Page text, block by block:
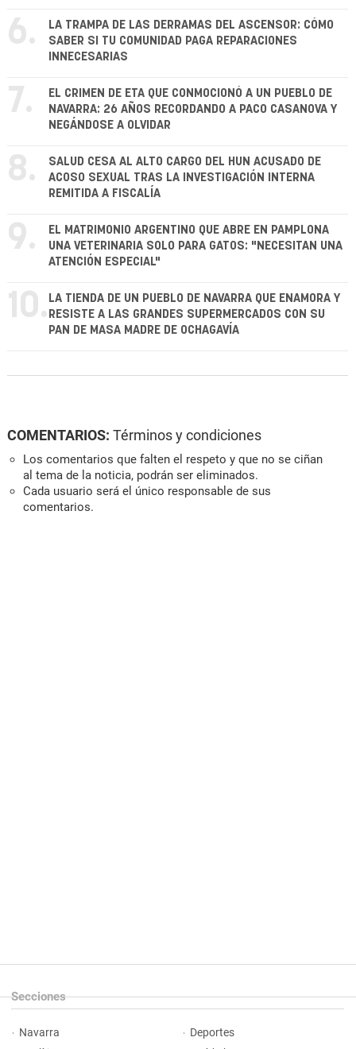
6.
LA TRAMPA DE LAS DERRAMAS DEL ASCENSOR: CÓMO
SABER SI TU COMUNIDAD PAGA REPARACIONES
INNECESARIAS
7.
EL CRIMEN DE ETA QUE CONMOCIONÓ A UN PUEBLO DE
NAVARRA: 26 AÑOS RECORDANDO A PACO CASANOVA Y
NEGÁNDOSE A OLVIDAR
8.
SALUD CESA AL ALTO CARGO DEL HUN ACUSADO DE
ACOSO SEXUAL TRAS LA INVESTIGACIÓN INTERNA
REMITIDA A FISCALÍA
9.
EL MATRIMONIO ARGENTINO QUE ABRE EN PAMPLONA
UNA VETERINARIA SOLO PARA GATOS: "NECESITAN UNA
ATENCIÓN ESPECIAL"
10. LA TIENDA DE UN PUEBLO DE NAVARRA QUE ENAMORA Y
RESISTE A LAS GRANDES SUPERMERCADOS CON SU
PAN DE MASA MADRE DE OCHAGAVÍA
COMENTARIOS: Términos y condiciones
Los comentarios que falten el respeto y que no se ciñan
al tema de la noticia, podrán ser eliminados.
Cada usuario será el único responsable de sus
comentarios.
Secciones
Navarra Deportes